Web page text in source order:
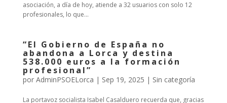
asociación, a día de hoy, atiende a 32 usuarios con solo 12
profesionales, lo que...
“El Gobierno de España no
abandona a Lorca y destina
538.000 euros a la formación
profesional”
por AdminPSOELorca | Sep 19, 2025 | Sin categoría
La portavoz socialista Isabel Casalduero recuerda que, gracias